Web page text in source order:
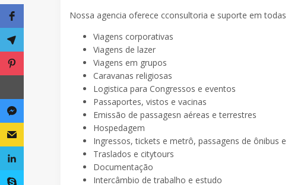
Nossa agencia oferece cconsultoria e suporte em
Viagens corporativas
Viagens de lazer
Viagens em grupos
Caravanas religiosas
Logistica para Congressos e eventos
Passaportes, vistos e vacinas
Emissão de passagesn aéreas e terrestres
Hospedagem
Ingressos, tickets e metrô, passagens de ônibus e
Traslados e citytours
Documentação
Intercâmbio de trabalho e estudo